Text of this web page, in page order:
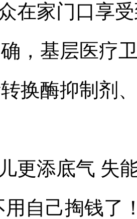
在家门口享
，基层医疗
换酶抑制剂
更添底气 失
用自己掏钱了